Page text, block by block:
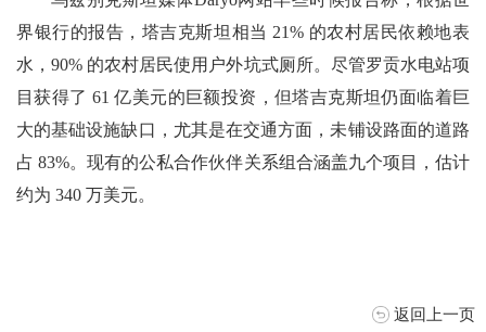
界银行的报告，塔吉克斯坦相当 21% 的农村居民依赖地表
水，90% 的农村居民使用户外坑式厕所。尽管罗贡水电站项
目获得了 61 亿美元的巨额投资，但塔吉克斯坦仍面临着巨
大的基础设施缺口，尤其是在交通方面，未铺设路面的道路
占 83%。现有的公私合作伙伴关系组合涵盖九个项目，估计
约为 340 万美元。
返回上一页